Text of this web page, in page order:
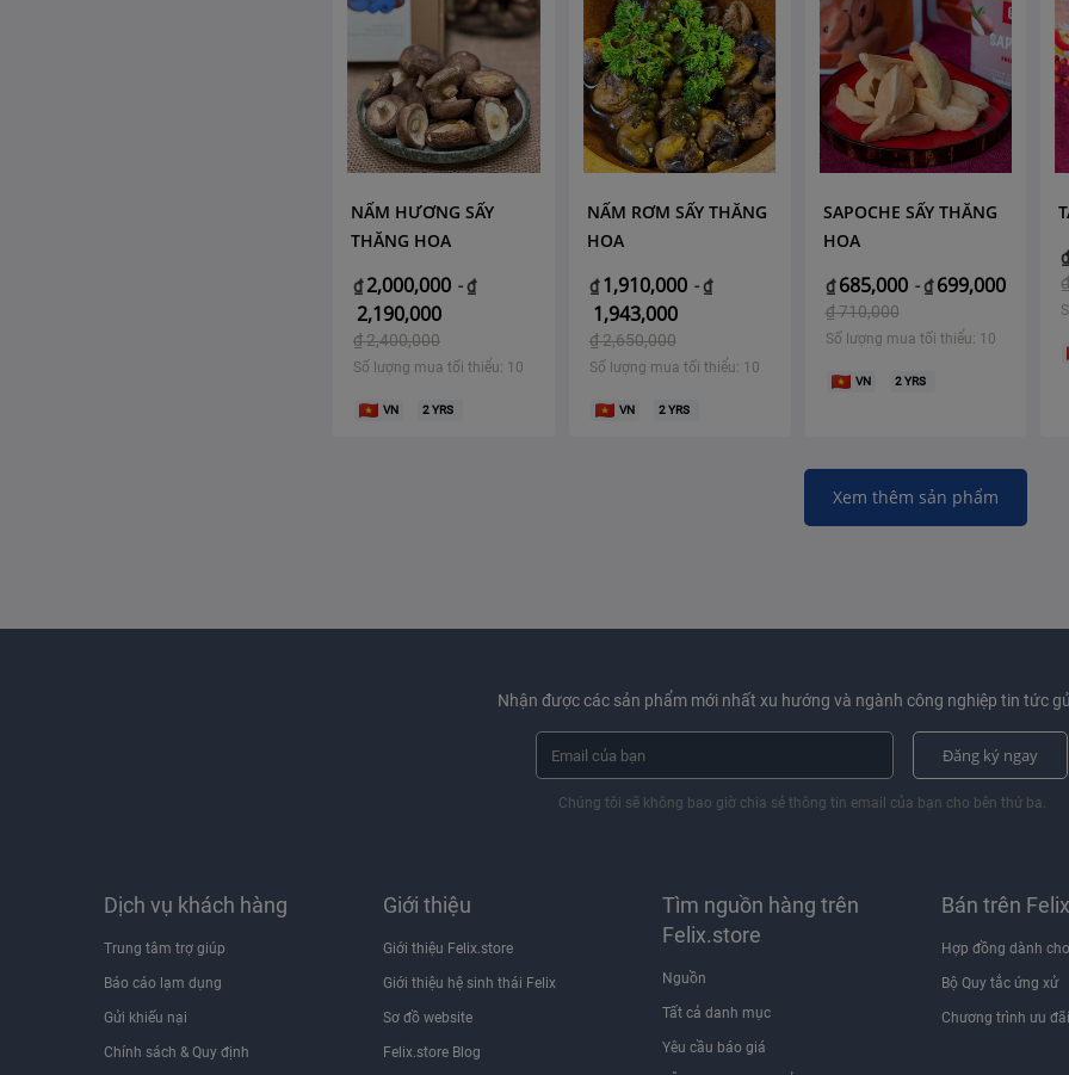
NẤM HƯƠNG SẤY
THĂNG HOA
₫2,000,000 -₫
2,190,000
₫2,400,000
Số lượng mua tối thiểu: 10
VN 2YRS
NẤM RƠM SẤY THĂNG
HOA
₫ 1,910,000 -₫
1,943,000
₫2,650,000
Số lượng mua tối thiểu: 10
VN 2YRS
SAPOCHE SẤY THĂNG
HOA
₫ 685,000 -₫ 699,000
₫710,000
Số lượng mua tối thiểu: 10
VN 2YRS
Xem thêm sản phẩm
Nhận được các sản phẩm mới nhất xu hướng và ngành công nghiệp tin tức
Đăng ký ngay
Chúng tôi sẽ không bao giờ chia sẻ thông tin email của bạn cho bên thứ ba.
Dịch vụ khách hàng
Trung tâm trợ giúp
Báo cáo lạm dụng
Gửi khiếu nại
Chính sách & Quy định
Giới thiệu
Giới thiệu Felix.store
Giới thiệu hệ sinh thái Felix
Sơ đồ website
Felix.store Blog
Tìm nguồn hàng trên
Felix.store
Nguồn
Tất cả danh mục
Yêu cầu báo giá
Bán trên
Hợp đồng dành
Bộ Quy tắc ứng xử
Chương trình ưu đãi